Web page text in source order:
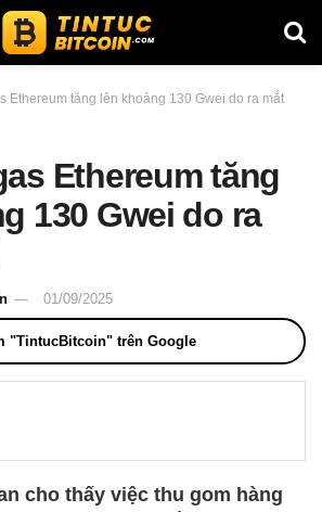
Ethereum tăng lên khoảng 130 Gwei do ra mắt
Ethereum tăng
130 Gwei do ra
01/09/2025
"TintucBitcoin" trên Google
cho thấy việc thu gom hàng